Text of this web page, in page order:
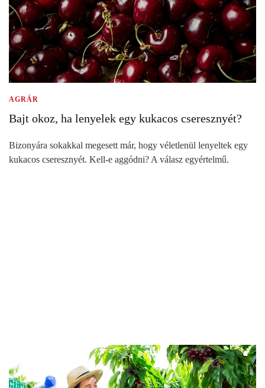
AGRÁR
Bajt okoz, ha lenyelek egy kukacos cseresznyét?
Bizonyára sokakkal megesett már, hogy véletlenül lenyeltek egy
kukacos cseresznyét. Kell-e aggódni? A válasz egyértelmű.